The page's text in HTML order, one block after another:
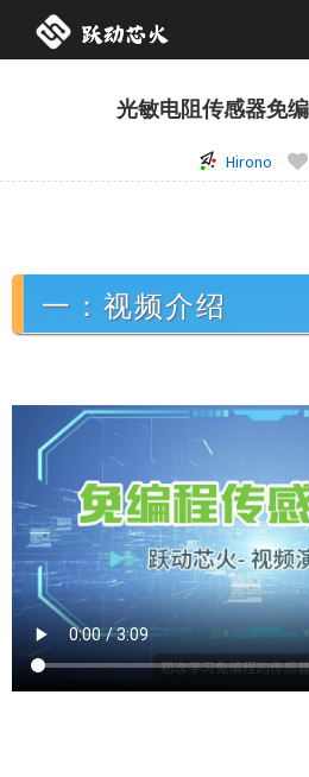
光敏电阻传感器免
Hirono
一：视频介绍